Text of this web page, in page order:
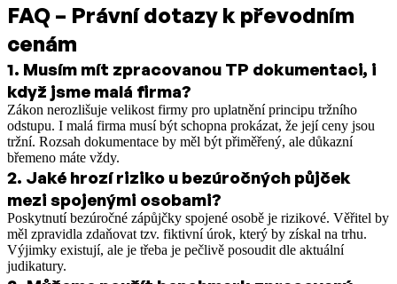
FAQ – Právní dotazy k převodním
cenám
1. Musím mít zpracovanou TP dokumentaci, i
když jsme malá firma?
Zákon nerozlišuje velikost firmy pro uplatnění principu tržního
odstupu. I malá firma musí být schopna prokázat, že její ceny jsou
tržní. Rozsah dokumentace by měl být přiměřený, ale důkazní
břemeno máte vždy.
2. Jaké hrozí riziko u bezúročných půjček
mezi spojenými osobami?
Poskytnutí bezúročné zápůjčky spojené osobě je rizikové. Věřitel by
měl zpravidla zdaňovat tzv. fiktivní úrok, který by získal na trhu.
Výjimky existují, ale je třeba je pečlivě posoudit dle aktuální
judikatury.